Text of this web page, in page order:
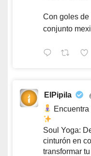
Con goles de
conjunto
ElPipila
Soul Yoga:
cinturón en
transformar